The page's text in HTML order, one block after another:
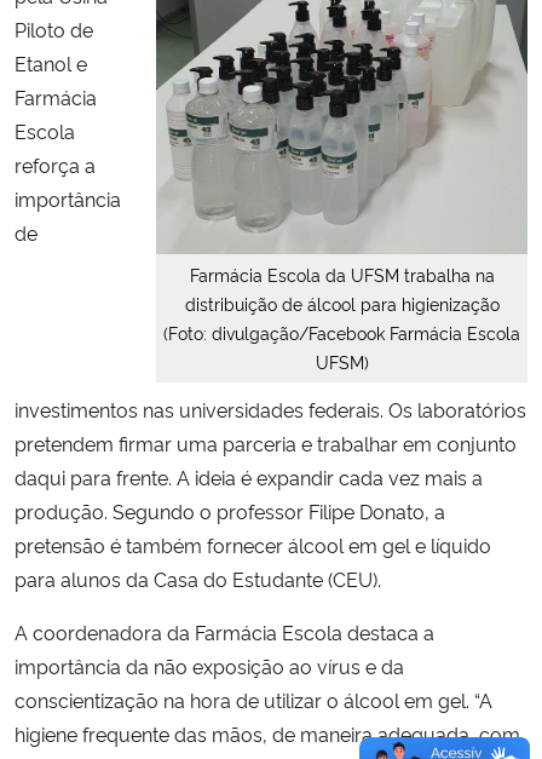
Farmácia Escola da UFSM trabalha na
distribuição de álcool para higienização
(Foto: divulgação/Facebook Farmácia Escola
UFSM)
Piloto de
Etanol e
Farmácia
Escola
reforça a
importância
de
investimentos nas universidades federais. Os laboratórios
pretendem firmar uma parceria e trabalhar em conjunto
daqui para frente. A ideia é expandir cada vez mais a
produção. Segundo o professor Filipe Donato, a
pretensão é também fornecer álcool em gel e líquido
para alunos da Casa do Estudante (CEU).
A coordenadora da Farmácia Escola destaca a
importância da não exposição ao vírus e da
conscientização na hora de utilizar o álcool em gel. “A
higiene frequente das mãos, de maneira adequada, com